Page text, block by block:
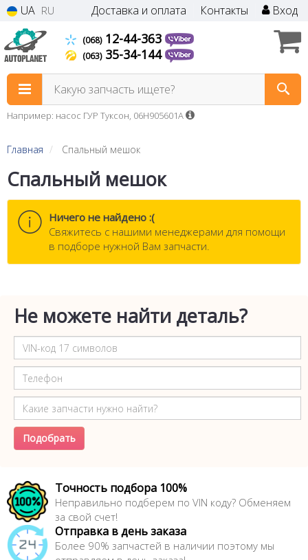
UA RU Доставка и оплата Контакты Вход
(068)12-44-363
(063)35-34-144
Какую запчасть ищете?
Например: насос ГУР Туксон, 06H905601A
Главная Спальный мешок
Спальный мешок
Ничего не найдено :(
Cвяжитесь с нашими менеджерами для помощи
в подборе нужной Вам запчасти.
Не можете найти деталь?
Подобрать
Точность подбора 100%
Неправильно подберем по VIN коду? Обменяем
за свой счет!
Отправка в день заказа
Более 90% запчастей в наличии поэтому мы